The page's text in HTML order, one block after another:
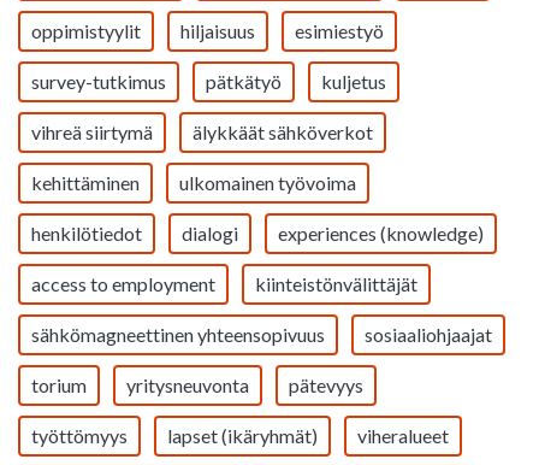
oppimistyylit hiljaisuus esimiestyö
survey-tutkimus pätkätyö kuljetus
vihreä siirtymä älykkäät sähköverkot
kehittäminen ulkomainen työvoima
henkilötiedot dialogi experiences (knowledge)
access to employment kiinteistönvälittäjät
sähkömagneettinen yhteensopivuus sosiaaliohjaajat
torium yritysneuvonta pätevyys
työttömyys lapset (ikäryhmät) viheralueet